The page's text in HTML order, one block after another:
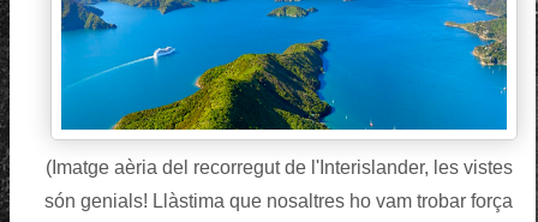
(Imatge aèria del recorregut de l'Interislander, les vistes
són genials! Llàstima que nosaltres ho vam trobar força